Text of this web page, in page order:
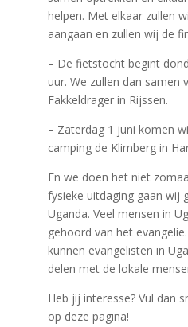
helpen. Met elkaar zullen
aangaan en zullen wij de
– De fietstocht begint
uur. We zullen dan samen
Fakkeldrager in Rijssen.
– Zaterdag 1 juni komen
camping de Klimberg in
En we doen het niet
fysieke uitdaging gaan wij
Uganda. Veel mensen in
gehoord van het
kunnen evangelisten in
delen met de lokale
Heb jij interesse? Vul dan
op deze pagina!